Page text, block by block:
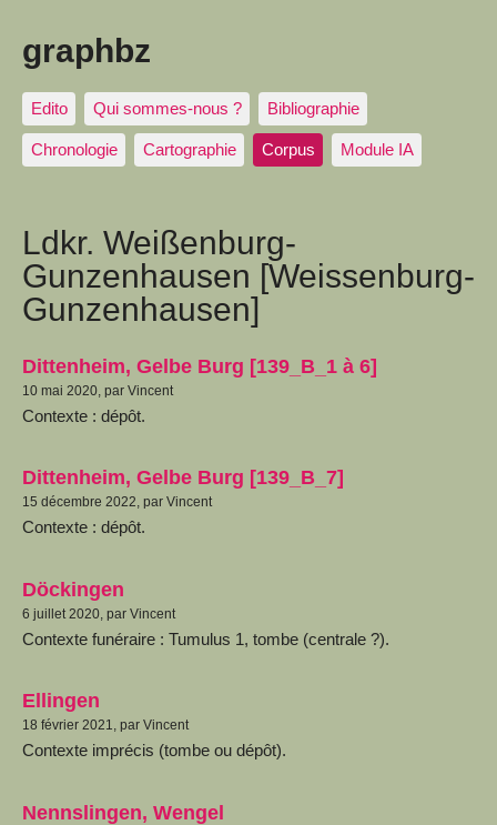
graphbz
Edito Qui sommes-nous ? Bibliographie
Chronologie Cartographie Corpus Module IA
Ldkr. Weißenburg-
Gunzenhausen [Weissenburg-
Gunzenhausen]
Dittenheim, Gelbe Burg [139_B_1 à 6]
10 mai 2020, par Vincent
Contexte : dépôt.
Dittenheim, Gelbe Burg [139_B_7]
15 décembre 2022, par Vincent
Contexte : dépôt.
Döckingen
6 juillet 2020, par Vincent
Contexte funéraire : Tumulus 1, tombe (centrale ?).
Ellingen
18 février 2021, par Vincent
Contexte imprécis (tombe ou dépôt).
Nennslingen, Wengel